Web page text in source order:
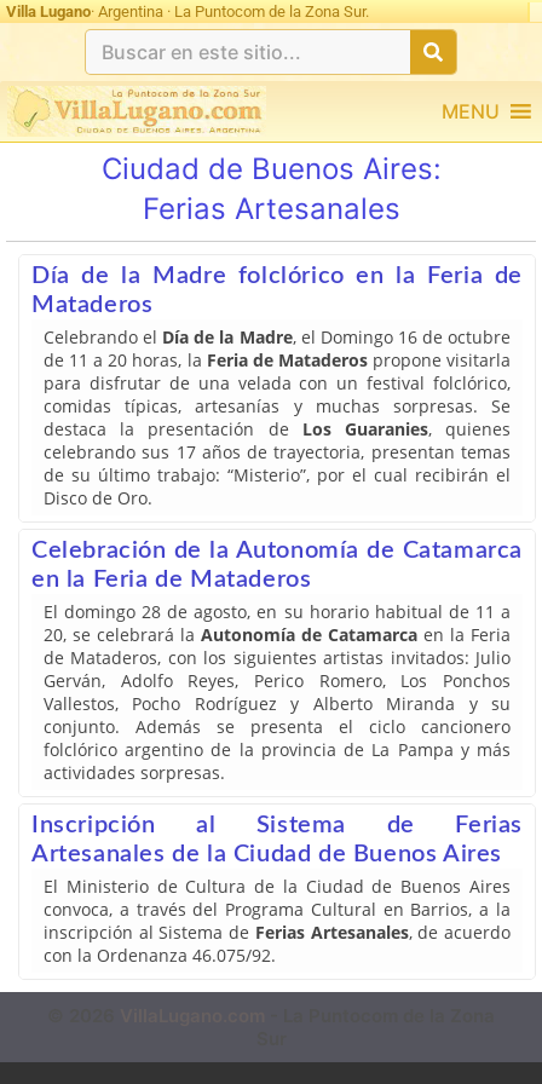
Villa Lugano· Argentina · La Puntocom de la Zona Sur.
MENU
Ciudad de Buenos Aires:
Ferias Artesanales
Día de la Madre folclórico en la Feria de
Mataderos
Celebrando el Día de la Madre, el Domingo 16 de octubre
de 11 a 20 horas, la Feria de Mataderospropone visitarla
para disfrutar de una velada con un festival folclórico,
comidas típicas, artesanías y muchas sorpresas. Se
destaca la presentación de Los Guaranies, quienes
celebrando sus 17 años de trayectoria, presentan temas
de su último trabajo: “Misterio”, por el cual recibirán el
Disco de Oro.
Celebración de la Autonomía de Catamarca
en la Feria de Mataderos
El domingo 28 de agosto, en su horario habitual de 11 a
20, se celebrará la Autonomía de Catamarca en la Feria
de Mataderos, con los siguientes artistas invitados: Julio
Gerván, Adolfo Reyes, Perico Romero, Los Ponchos
Vallestos, Pocho Rodríguez y Alberto Miranda y su
conjunto. Además se presenta el ciclo cancionero
folclórico argentino de la provincia de La Pampa y más
actividades sorpresas.
Inscripción al Sistema de Ferias
Artesanales de la Ciudad de Buenos Aires
El Ministerio de Cultura de la Ciudad de Buenos Aires
convoca, a través del Programa Cultural en Barrios, a la
inscripción al Sistema de Ferias Artesanales, de acuerdo
con la Ordenanza 46.075/92.